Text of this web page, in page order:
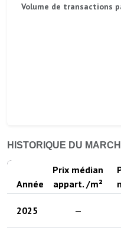
Volume de transactions
HISTORIQUE DU
Année
Prix médian
appart. /m²
2025 —